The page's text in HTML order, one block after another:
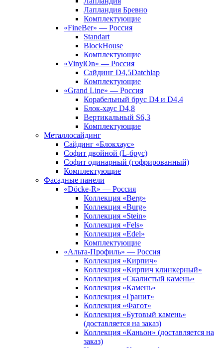
Лапландия Бревно
Комплектующие
«FineBer» — Россия
Standart
BlockHouse
Комплектующие
«VinylOn» — Россия
Сайдинг D4,5Datchlap
Комплектующие
«Grand Line» — Россия
Корабельный брус D4 и D4,4
Блок-хаус D4,8
Вертикальный S6,3
Комплектующие
Металлосайдинг
Сайдинг «Блокхаус»
Софит двойной (L-брус)
Софит одинарный (гофрированный)
Комплектующие
Фасадные панели
«Döcke-R» — Россия
Коллекция «Berg»
Коллекция «Burg»
Коллекция «Stein»
Коллекция «Fels»
Коллекция «Edel»
Комплектующие
«Альта-Профиль» — Россия
Коллекция «Кирпич»
Коллекция «Кирпич клинкерный»
Коллекция «Скалистый камень»
Коллекция «Камень»
Коллекция «Гранит»
Коллекция «Фагот»
Коллекция «Бутовый камень»
(доставляется на заказ)
Коллекция «Каньон» (доставляется на
заказ)